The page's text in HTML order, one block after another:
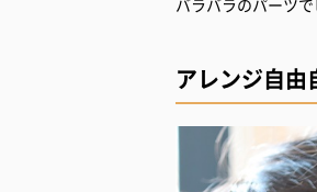
バラバラのパーツ
アレンジ自由